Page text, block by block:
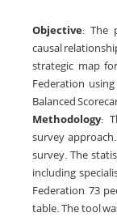
Objective: The
causal
strategic map
Federation
Balanced
Methodology:
survey
survey. The
including
Federation, 73
table. The tool